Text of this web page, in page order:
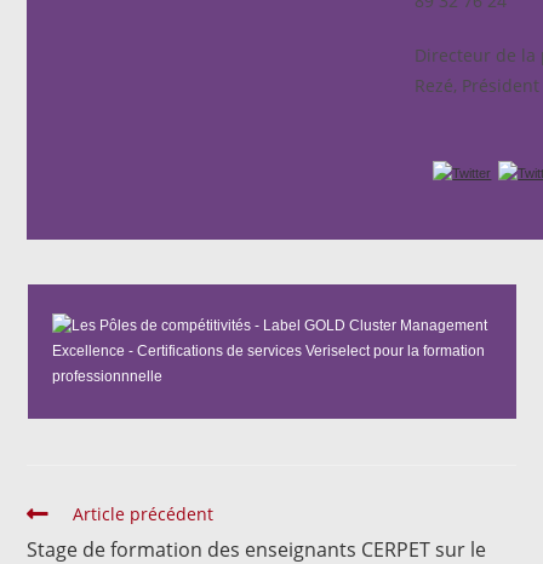
Directeur de
Rezé, Président
Article précédent
Stage de formation des enseignants CERPET sur le